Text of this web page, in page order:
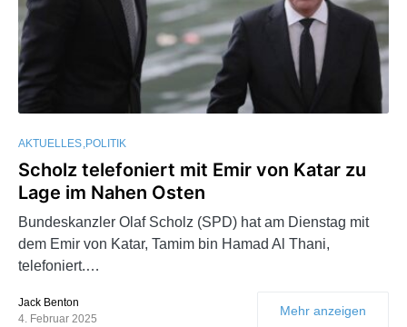
AKTUELLES POLITIK
Scholz telefoniert mit Emir von Katar zu
Lage im Nahen Osten
Bundeskanzler Olaf Scholz (SPD) hat am Dienstag mit
dem Emir von Katar, Tamim bin Hamad Al Thani,
telefoniert.…
Jack Benton
4. Februar 2025
Mehr anzeigen